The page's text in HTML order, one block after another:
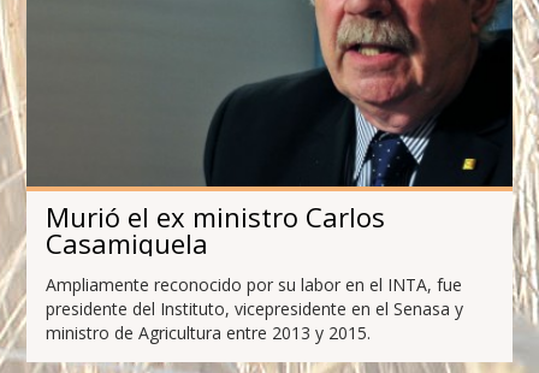
Murió el ex ministro Carlos
Casamiquela
Ampliamente reconocido por su labor en el INTA, fue
presidente del Instituto, vicepresidente en el Senasa y
ministro de Agricultura entre 2013 y 2015.